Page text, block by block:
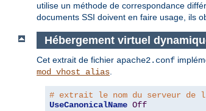
utilise un méthode de correspondance
documents SSI doivent en faire usage, ils
Hébergement virtuel
Cet extrait de fichier apache2.conf
mod_vhost_alias.
# extrait le nom du serveur de
UseCanonicalName Off